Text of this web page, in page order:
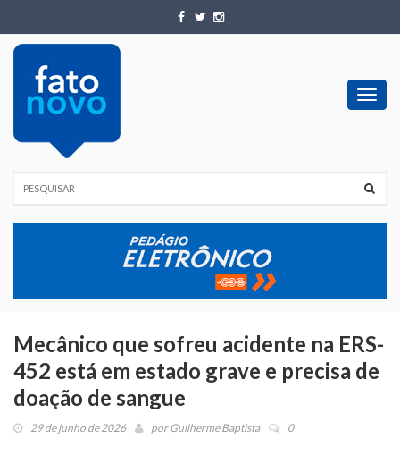
Mecânico que sofreu acidente na ERS-
452 está em estado grave e precisa de
doação de sangue
29 de junho de 2026 porGuilherme Baptista 0